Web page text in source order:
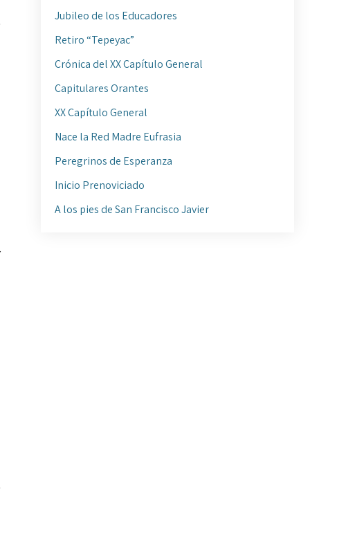
Jubileo de los Educadores
Retiro “Tepeyac”
Crónica del XX Capítulo General
Capitulares Orantes
XX Capítulo General
Nace la Red Madre Eufrasia
Peregrinos de Esperanza
Inicio Prenoviciado
A los pies de San Francisco Javier